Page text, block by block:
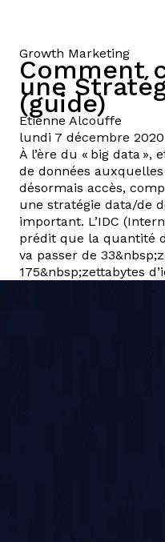
Growth Marketing
Comment
une
(guide)
Etienne Alcouffe
lundi 7 décembre 2020
À l’ère du « big data »,
de données
désormais accès,
une stratégie data/de
important. L’IDC
prédit que la quantité
va passer de
175&nbsp;zettabytes